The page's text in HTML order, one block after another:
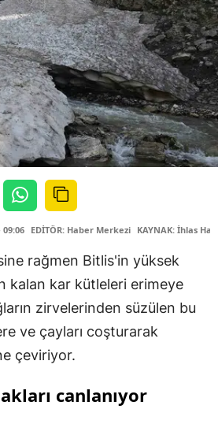
09:06 EDİTÖR: Haber Merkezi KAYNAK: İhlas
rağmen Bitlis'in yüksek
kalan kar kütleleri erimeye
zirvelerinden süzülen bu
ve çayları coşturarak
çeviriyor.
canlanıyor